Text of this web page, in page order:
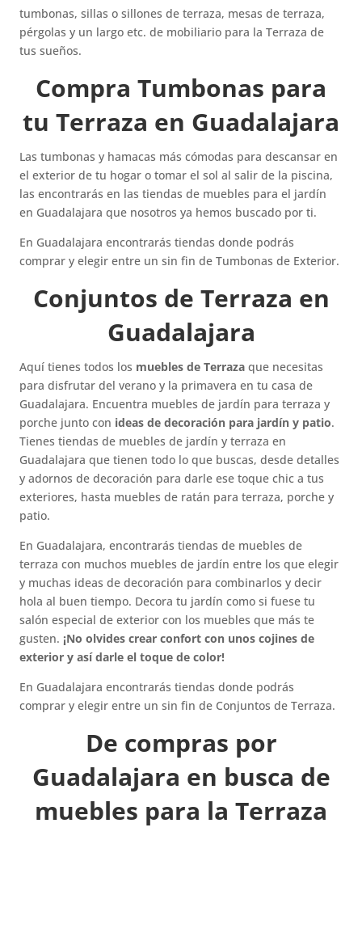
tumbonas, sillas o sillones de terraza, mesas de terraza,
pérgolas y un largo etc. de mobiliario para la Terraza de
tus sueños.
Compra Tumbonas para
tu Terraza en Guadalajara
Las tumbonas y hamacas más cómodas para descansar en
el exterior de tu hogar o tomar el sol al salir de la piscina,
las encontrarás en las tiendas de muebles para el jardín
en Guadalajara que nosotros ya hemos buscado por ti.
En Guadalajara encontrarás tiendas donde podrás
comprar y elegir entre un sin fin de Tumbonas de Exterior.
Conjuntos de Terraza en
Guadalajara
Aquí tienes todos los muebles de Terrazaque necesitas
para disfrutar del verano y la primavera en tu casa de
Guadalajara. Encuentra muebles de jardín para terraza y
porche junto con ideas de decoración para jardín y patio.
Tienes tiendas de muebles de jardín y terraza en
Guadalajara que tienen todo lo que buscas, desde detalles
y adornos de decoración para darle ese toque chic a tus
exteriores, hasta muebles de ratán para terraza, porche y
patio.
En Guadalajara, encontrarás tiendas de muebles de
terraza con muchos muebles de jardín entre los que elegir
y muchas ideas de decoración para combinarlos y decir
hola al buen tiempo. Decora tu jardín como si fuese tu
salón especial de exterior con los muebles que más te
gusten. ¡No olvides crear confort con unos cojines de
exterior y así darle el toque de color!
En Guadalajara encontrarás tiendas donde podrás
comprar y elegir entre un sin fin de Conjuntos de Terraza.
De compras por
Guadalajara en busca de
muebles para la Terraza